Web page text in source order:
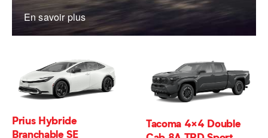
En savoir plus
Prius Hybride
Branchable SE
Tacoma 4×4 Double